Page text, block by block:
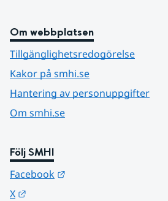
Om webbplatsen
Tillgänglighetsredogörelse
Kakor på smhi.se
Hantering av personuppgifter
Om smhi.se
Följ SMHI
Facebook
X